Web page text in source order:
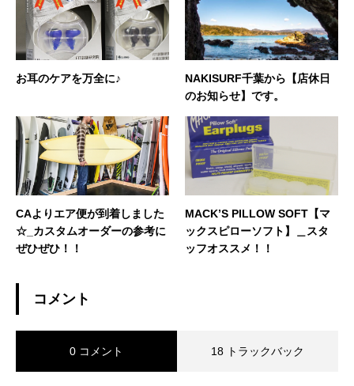
お耳のケアを万全に♪
NAKISURF千葉から【店休日
のお知らせ】です。
CAよりエア便が到着しました
☆_カスタムオーダーの参考に
ぜひぜひ！！
MACK’S PILLOW SOFT【マ
ックスピローソフト】＿スタ
ッフオススメ！！
コメント
0 コメント 18 トラックバック